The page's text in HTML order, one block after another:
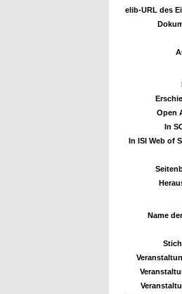
elib-URL des
Open
In
In ISI Web of
Name